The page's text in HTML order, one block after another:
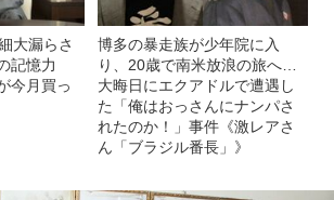
大漏らさ
記憶力
今月買っ
博多の暴走族が少年院に入
り、20歳で南米放浪の旅へ…
大晦日にエクアドルで遭遇し
た「俺はおっさんにナンパさ
れたのか！」事件《激レアさ
ん「ブラジル番長」》